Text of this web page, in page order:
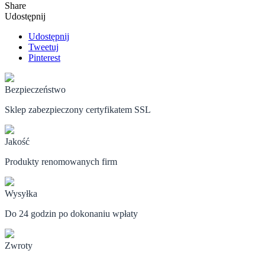
Share
Udostępnij
Udostępnij
Tweetuj
Pinterest
Bezpieczeństwo
Sklep zabezpieczony certyfikatem SSL
Jakość
Produkty renomowanych firm
Wysyłka
Do 24 godzin po dokonaniu wpłaty
Zwroty